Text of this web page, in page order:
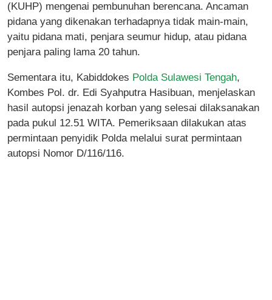
(KUHP) mengenai pembunuhan berencana. Ancaman
pidana yang dikenakan terhadapnya tidak main-main,
yaitu pidana mati, penjara seumur hidup, atau pidana
penjara paling lama 20 tahun.
Sementara itu, Kabiddokes Polda Sulawesi Tengah,
Kombes Pol. dr. Edi Syahputra Hasibuan, menjelaskan
hasil autopsi jenazah korban yang selesai dilaksanakan
pada pukul 12.51 WITA. Pemeriksaan dilakukan atas
permintaan penyidik Polda melalui surat permintaan
autopsi Nomor D/116/116.